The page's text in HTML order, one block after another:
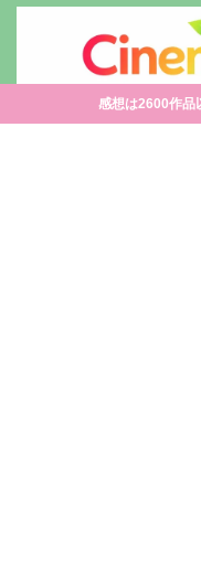
感想は2600作品